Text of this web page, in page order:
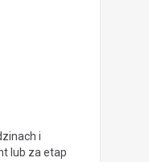
i
lub za etap